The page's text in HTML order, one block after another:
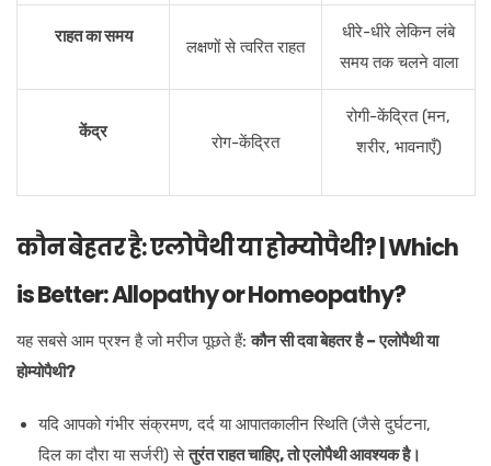
राहत का समय
लक्षणों से त्वरित राहत
धीरे-धीरे लेकिन लंबे
समय तक चलने वाला
केंद्र
रोग-केंद्रित
रोगी-केंद्रित (मन,
शरीर, भावनाएँ)
कौन बेहतर है: एलोपैथी या होम्योपैथी? | Which
is Better: Allopathy or Homeopathy?
यह सबसे आम प्रश्न है जो मरीज पूछते हैं:कौन सी दवा बेहतर है – एलोपैथी या
होम्योपैथी?
यदि आपको गंभीर संक्रमण, दर्द या आपातकालीन स्थिति (जैसे दुर्घटना,
दिल का दौरा या सर्जरी) सेतुरंत राहत चाहिए, तो एलोपैथी आवश्यक है।